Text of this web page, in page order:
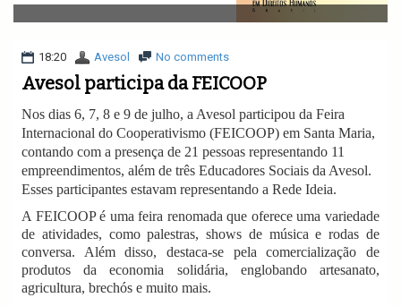
v
i
a
i
n
18:20 Avesol No comments
Avesol participa da FEICOOP
Nos dias 6, 7, 8 e 9 de julho, a Avesol participou da Feira
Internacional do Cooperativismo (FEICOOP) em Santa Maria,
contando com a presença de 21 pessoas representando 11
empreendimentos, além de três Educadores Sociais da Avesol.
Esses participantes estavam representando a Rede Ideia.
A FEICOOP é uma feira renomada que oferece uma variedade
de atividades, como palestras, shows de música e rodas de
conversa. Além disso, destaca-se pela comercialização de
produtos da economia solidária, englobando artesanato,
agricultura, brechós e muito mais.